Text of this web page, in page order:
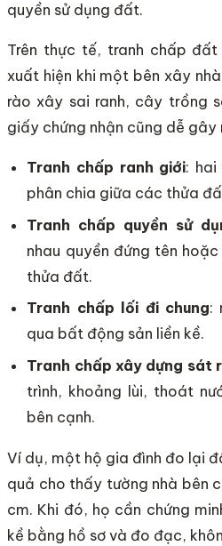
quyền sử dụng đất.
Trên thực tế, tranh chấp
xuất hiện khi một bên xây
rào xây sai ranh, cây trồng
giấy chứng nhận cũng dễ gây
Tranh chấp ranh giới: hai
phân chia giữa các thửa
Tranh chấp quyền sử
nhau quyền đứng tên
thửa đất.
Tranh chấp lối đi chung:
qua bất động sản liền kề.
Tranh chấp xây dựng sát
trình, khoảng lùi, thoát
bên cạnh.
Ví dụ, một hộ gia đình đo lại
quả cho thấy tường nhà bên
cm. Khi đó, họ cần chứng
kề bằng hồ sơ và đo đạc,